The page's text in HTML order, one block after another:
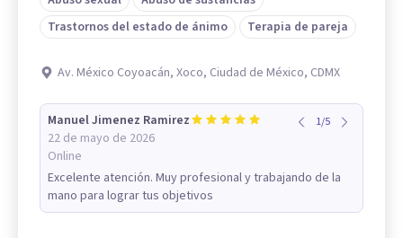
Trastornos del estado de ánimo
Terapia de pareja
Av. México Coyoacán, Xoco, Ciudad de México, CDMX
Manuel Jimenez Ramirez
22 de mayo de 2026
Online
1/5
Excelente atención. Muy profesional y trabajando de la
mano para lograr tus objetivos